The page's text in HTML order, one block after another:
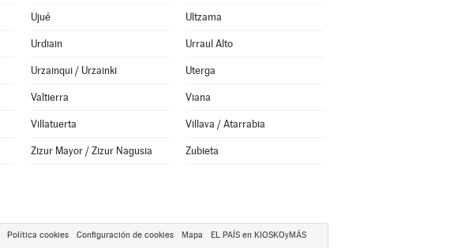
Ujué Ultzama
Urdiain Urraul Alto
Urzainqui / Urzainki Uterga
Valtierra Viana
Villatuerta Villava / Atarrabia
Zizur Mayor / Zizur Nagusia Zubieta
Política cookies Configuración de cookies Mapa
EL PAÍS en KIOSKOyMÁS